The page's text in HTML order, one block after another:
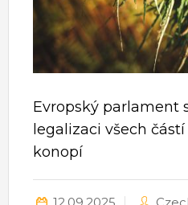
Evropský parlament
legalizaci všech
konopí